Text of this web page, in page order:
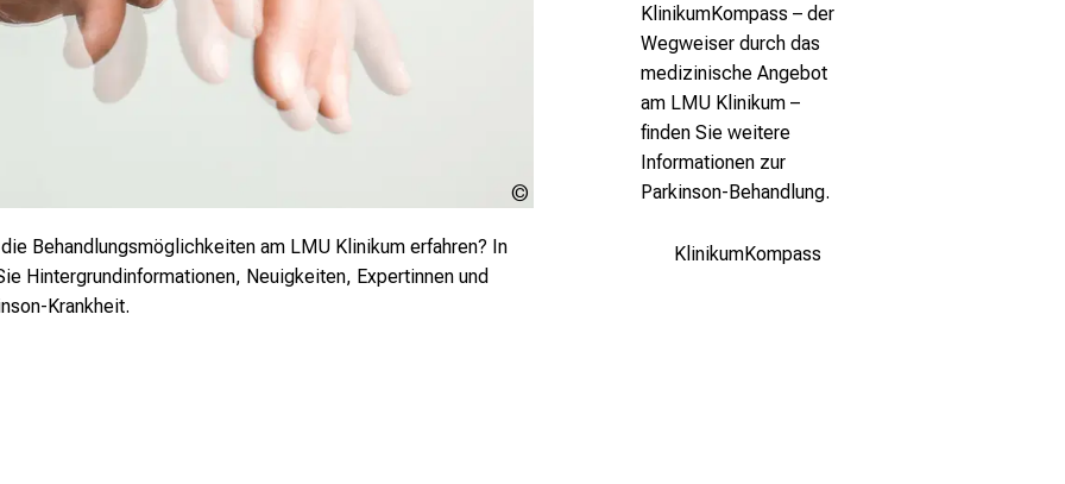
Behandlungsmöglichkeiten am LMU Klinikum erfahren? In
Hintergrundinformationen, Neuigkeiten, Expertinnen und
Krankheit.
KlinikumKompass – der
Wegweiser durch das
medizinische Angebot
am LMU Klinikum –
finden Sie weitere
Informationen zur
Parkinson-Behandlung.
KlinikumKompass